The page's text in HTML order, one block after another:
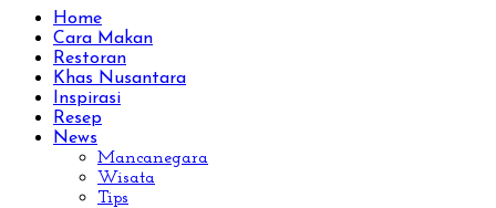
Home
Cara Makan
Restoran
Khas Nusantara
Inspirasi
Resep
News
Mancanegara
Wisata
Tips